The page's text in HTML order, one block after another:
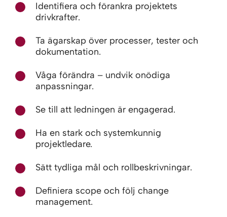
Identifiera och förankra projektets
drivkrafter.
Ta ägarskap över processer, tester och
dokumentation.
Våga förändra – undvik onödiga
anpassningar.
Se till att ledningen är engagerad.
Ha en stark och systemkunnig
projektledare.
Sätt tydliga mål och rollbeskrivningar.
Definiera scope och följ change
management.